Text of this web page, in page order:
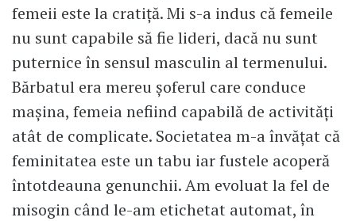
femeii este la cratiță. Mi s-a indus că femeile
nu sunt capabile să fie lideri, dacă nu sunt
puternice în sensul masculin al termenului.
Bărbatul era mereu șoferul care conduce
mașina, femeia nefiind capabilă de activități
atât de complicate. Societatea m-a învățat că
feminitatea este un tabu iar fustele acoperă
întotdeauna genunchii. Am evoluat la fel de
misogin când le-am etichetat automat, în